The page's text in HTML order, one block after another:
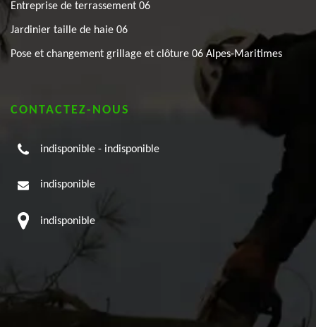
Entreprise de terrassement 06
Jardinier taille de haie 06
Pose et changement grillage et clôture 06 Alpes-Maritimes
CONTACTEZ-NOUS
indisponible - indisponible
indisponible
indisponible